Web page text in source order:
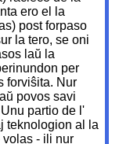
ero el la
post forpaso
la tero, se oni
laŭ la
per
forviŝita. Nur
povos savi
partio de l'
teknologion al la
volas - ili nur